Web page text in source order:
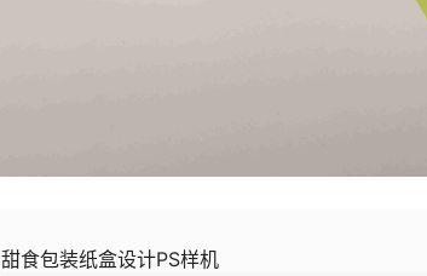
甜食包装纸盒设计PS样机